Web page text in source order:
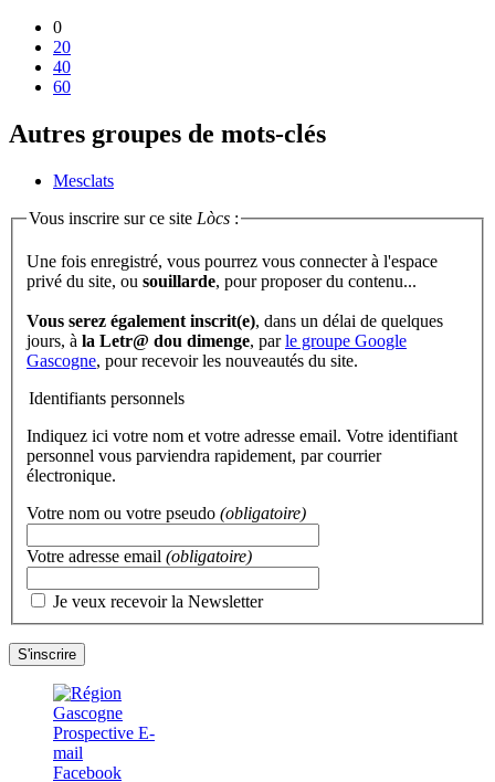
0
20
40
60
Autres groupes de mots-clés
Mesclats
Vous inscrire sur ce site Lòcs :
Une fois enregistré, vous pourrez vous connecter à l'espace
privé du site, ou souillarde , pour proposer du contenu...
Vous serez également inscrit(e), dans un délai de quelques
jours, à la Letr@ dou dimenge, parle groupe Google
Gascogne, pour recevoir les nouveautés du site.
Identifiants personnels
Indiquez ici votre nom et votre adresse email. Votre identifiant
personnel vous parviendra rapidement, par courrier
électronique.
Votre nom ou votre pseudo (obligatoire)
Votre adresse email (obligatoire)
Je veux recevoir la Newsletter